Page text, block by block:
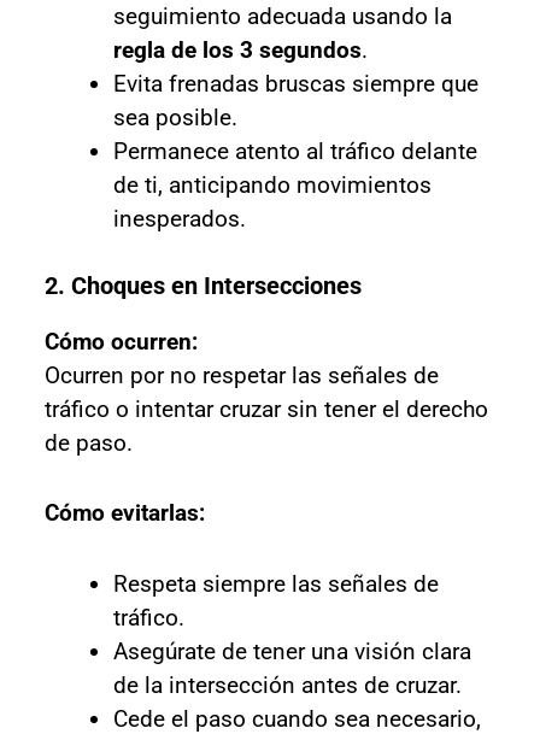
seguimiento adecuada usando la
regla de los 3 segundos.
Evita frenadas bruscas siempre que
sea posible.
Permanece atento al tráfico delante
de ti, anticipando movimientos
inesperados.
2. Choques en Intersecciones
Cómo ocurren:
Ocurren por no respetar las señales de
tráfico o intentar cruzar sin tener el derecho
de paso.
Cómo evitarlas:
Respeta siempre las señales de
tráfico.
Asegúrate de tener una visión clara
de la intersección antes de cruzar.
Cede el paso cuando sea necesario,